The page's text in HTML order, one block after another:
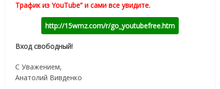
Трафик из YouTube” и сами все увидите.
http://15wmz.com/r/go_youtubefree.htm
Вход свободный!
С Уважением,
Анатолий Вивденко